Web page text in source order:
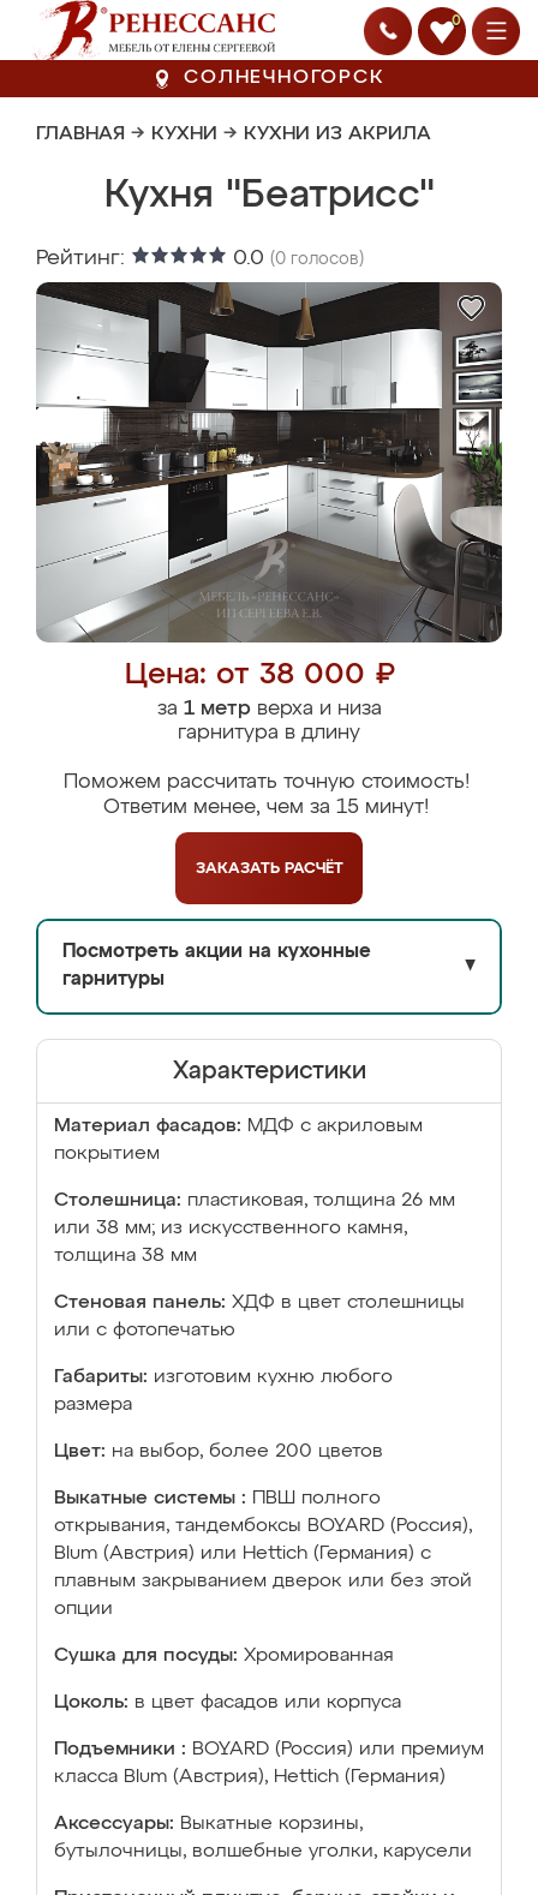
0
СОЛНЕЧНОГОРСК
ГЛАВНАЯ → КУХНИ → КУХНИ ИЗ АКРИЛА
Кухня "Беатрисс"
Рейтинг: 0.0 (0 голосов)
Цена: от 38 000 ₽
за 1 метрверха и низа
гарнитура в длину
Поможем рассчитать точную стоимость!
Ответим менее, чем за 15 минут!
ЗАКАЗАТЬ РАСЧЁТ
Посмотреть акции на кухонные
гарнитуры
▼
Характеристики
Материал фасадов: МДФ с акриловым
покрытием
Столешница: пластиковая, толщина 26 мм
или 38 мм; из искусственного камня,
толщина 38 мм
Стеновая панель: ХДФ в цвет столешницы
или с фотопечатью
Габариты: изготовим кухню любого
размера
Цвет: на выбор, более 200 цветов
Выкатные системы :
ПВШ полного
открывания, тандембоксы BOYARD (Россия),
Blum (Австрия) или Hettich (Германия) с
плавным закрыванием дверок или без этой
опции
Сушка для посуды: Хромированная
Цоколь: в цвет фасадов или корпуса
Подъемники : BOYARD (Россия) или премиум
класса Blum (Австрия), Hettich (Германия)
Аксессуары: Выкатные корзины,
бутылочницы, волшебные уголки, карусели